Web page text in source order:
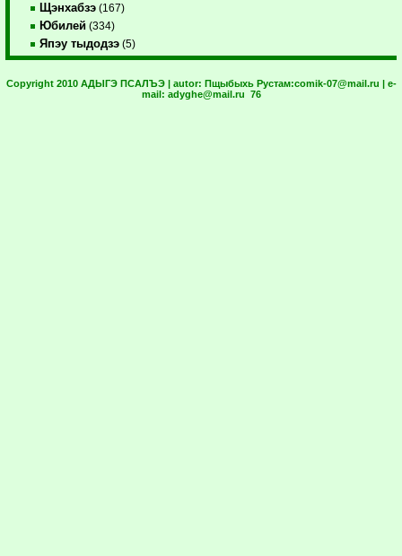
Щэнхабзэ (167)
Юбилей (334)
Япэу тыдодзэ (5)
Copyright 2010 АДЫГЭ ПСАЛЪЭ | autor: Пщыбыхь Рустам:comik-07@mail.ru | e-
mail: adyghe@mail.ru 76